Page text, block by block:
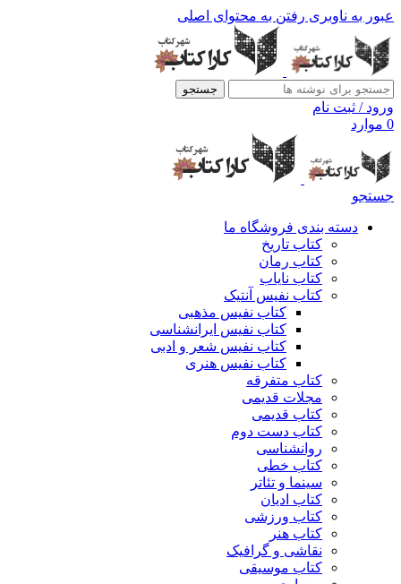
عبور به ناوبری رفتن به محتوای اصلی
جستجو
ورود / ثبت نام
0 موارد
جستجو
دسته بندی فروشگاه ما
کتاب تاریخ
کتاب رمان
کتاب نایاب
کتاب نفیس آنتیک
کتاب نفیس مذهبی
کتاب نفیس ایرانشناسی
کتاب نفیس شعر و ادبی
کتاب نفیس هنری
کتاب متفرقه
مجلات قدیمی
کتاب قدیمی
کتاب دست دوم
روانشناسی
کتاب خطی
سینما و تئاتر
کتاب ادیان
کتاب ورزشی
کتاب هنر
نقاشی و گرافیک
کتاب موسیقی